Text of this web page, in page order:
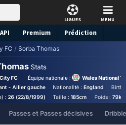
LIGUES MENU
API Premium Prédiction
FC / Sorba Thomas
Stats
FC Équipe nationale :
Wales National
- Ailier gauche Nationalité :England
: 26 (22/8/1999) Taille :185cm Poids : 79kg
Passes et Passes décisives